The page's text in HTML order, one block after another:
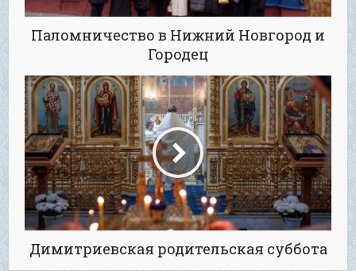
Паломничество в Нижний Новгород и
Городец
Димитриевская родительская суббота